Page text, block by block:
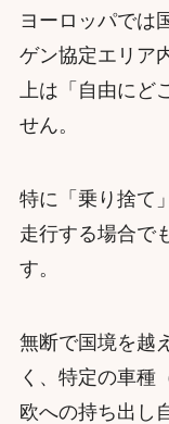
ヨーロッパでは
ゲン協定エリア
上は「自由にど
せん。
特に「乗り捨て
走行する場合で
す。
無断で国境を越
く、特定の車種
欧への持ち出し